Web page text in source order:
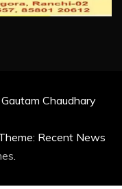
Chaudhary
Recent News
.